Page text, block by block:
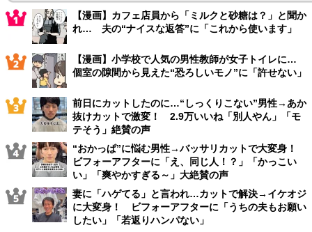
【漫画】カフェ店員から「ミルクと砂糖は？」と聞か
れ… 夫の“ナイスな返答”に「これから使います」
【漫画】小学校で人気の男性教師が女子トイレに…
個室の隙間から見えた“恐ろしいモノ”に「許せない」
前日にカットしたのに…“しっくりこない”男性→あか
抜けカットで激変！ 2.9万いいね「別人やん」「モ
テそう」絶賛の声
“おかっぱ”に悩む男性→バッサリカットで大変身！
ビフォーアフターに「え、同じ人！？」「かっこい
い」「爽やかすぎる～」大絶賛の声
妻に「ハゲてる」と言われ…カットで解決→イケオジ
に大変身！ ビフォーアフターに「うちの夫もお願い
したい」「若返りハンパない」